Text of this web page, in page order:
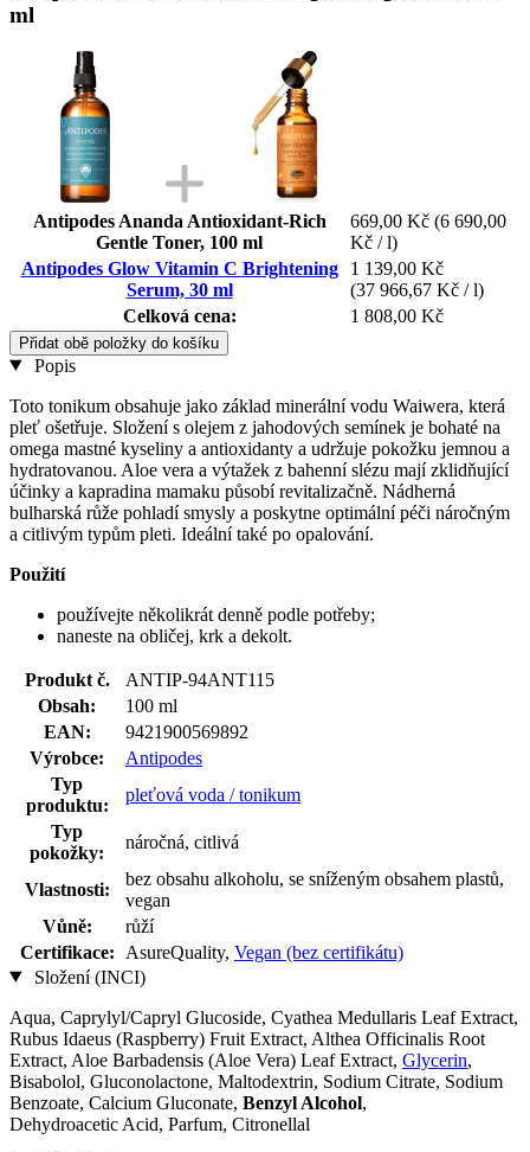
ml
Antipodes Ananda Antioxidant-Rich
Gentle Toner, 100 ml
669,00 Kč (6 690,00
Kč / l)
Antipodes Glow Vitamin C Brightening
Serum, 30 ml
1 139,00 Kč
(37 966,67 Kč / l)
Celková cena:
1 808,00 Kč
Přidat obě položky do košíku
Popis
Toto tonikum obsahuje jako základ minerální vodu Waiwera, která
pleť ošetřuje. Složení s olejem z jahodových semínek je bohaté na
omega mastné kyseliny a antioxidanty a udržuje pokožku jemnou a
hydratovanou. Aloe vera a výtažek z bahenní slézu mají zklidňující
účinky a kapradina mamaku působí revitalizačně. Nádherná
bulharská růže pohladí smysly a poskytne optimální péči náročným
a citlivým typům pleti. Ideální také po opalování.
Použití
používejte několikrát denně podle potřeby;
naneste na obličej, krk a dekolt.
Produkt č.
ANTIP-94ANT115
Obsah:
100 ml
EAN:
9421900569892
Výrobce:
Antipodes
Typ
produktu:
pleťová voda / tonikum
Typ
pokožky:
náročná, citlivá
Vlastnosti:
bez obsahu alkoholu, se sníženým obsahem plastů,
vegan
Vůně:
růží
Certifikace:
AsureQuality, Vegan (bez certifikátu)
Složení (INCI)
Aqua, Caprylyl/Capryl Glucoside, Cyathea Medullaris Leaf Extract,
Rubus Idaeus (Raspberry) Fruit Extract, Althea Officinalis Root
Extract, Aloe Barbadensis (Aloe Vera) Leaf Extract, Glycerin,
Bisabolol, Gluconolactone, Maltodextrin, Sodium Citrate, Sodium
Benzoate, Calcium Gluconate, Benzyl Alcohol,
Dehydroacetic Acid, Parfum, Citronellal